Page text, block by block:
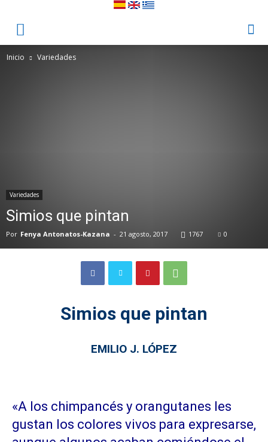
Inicio Variedades
Variedades
Simios que pintan
Por Fenya Antonatos-Kazana - 21 agosto, 2017 1767 0
Simios que pintan
EMILIO J. LÓPEZ
«A los chimpancés y orangutanes les
gustan los colores vivos para expresarse,